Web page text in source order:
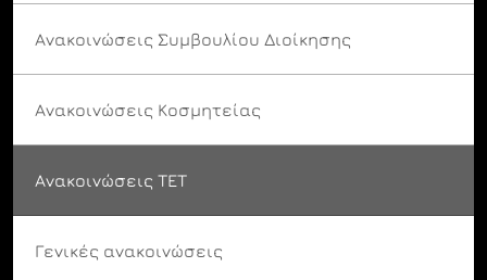
Ανακοινώσεις Συμβουλίου Διοίκησης
Ανακοινώσεις Κοσμητείας
Ανακοινώσεις ΤΕΤ
Γενικές ανακοινώσεις